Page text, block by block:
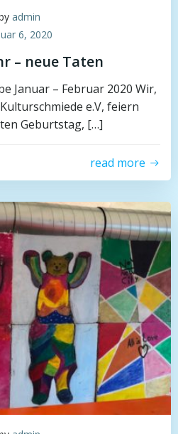
admin
6, 2020
– neue Taten
Januar – Februar 2020 Wir,
e.V, feiern
Geburtstag, […]
read more